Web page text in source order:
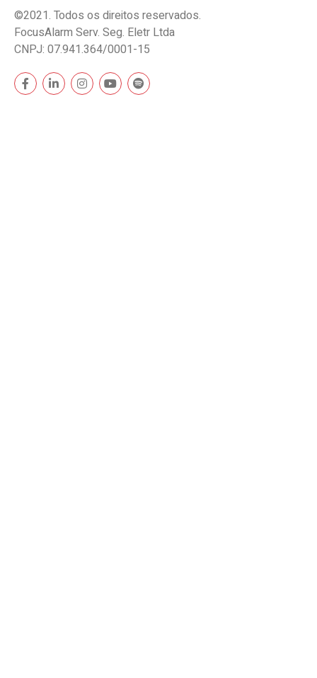
©2021. Todos os direitos reservados.
FocusAlarm Serv. Seg. Eletr Ltda
CNPJ: 07.941.364/0001-15